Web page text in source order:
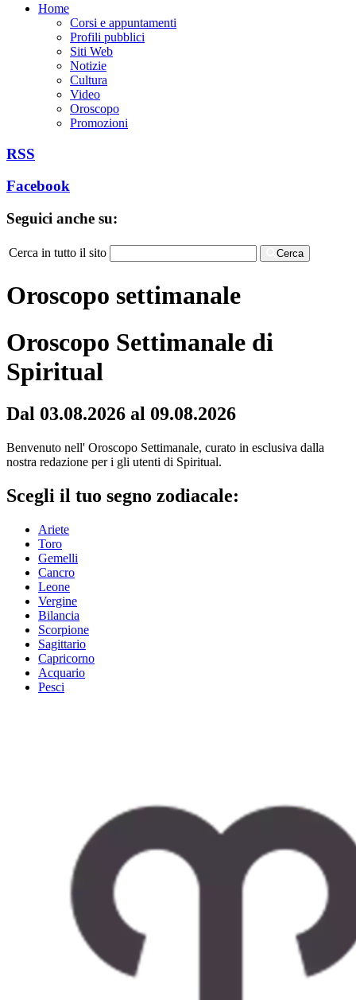
Home
Corsi e appuntamenti
Profili pubblici
Siti Web
Notizie
Cultura
Video
Oroscopo
Promozioni
RSS
Facebook
Seguici anche su:
Cerca in tutto il sito Cerca
Oroscopo settimanale
Oroscopo Settimanale di
Spiritual
Dal 03.08.2026 al 09.08.2026
Benvenuto nell' Oroscopo Settimanale, curato in esclusiva dalla
nostra redazione per i gli utenti di Spiritual.
Scegli il tuo segno zodiacale:
Ariete
Toro
Gemelli
Cancro
Leone
Vergine
Bilancia
Scorpione
Sagittario
Capricorno
Acquario
Pesci